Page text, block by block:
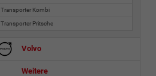
Transporter Kombi
Transporter Pritsche
Volvo
Weitere